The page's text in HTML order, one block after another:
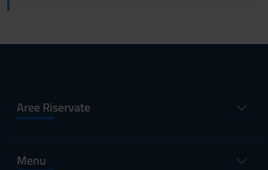
Aree Riservate
Menu